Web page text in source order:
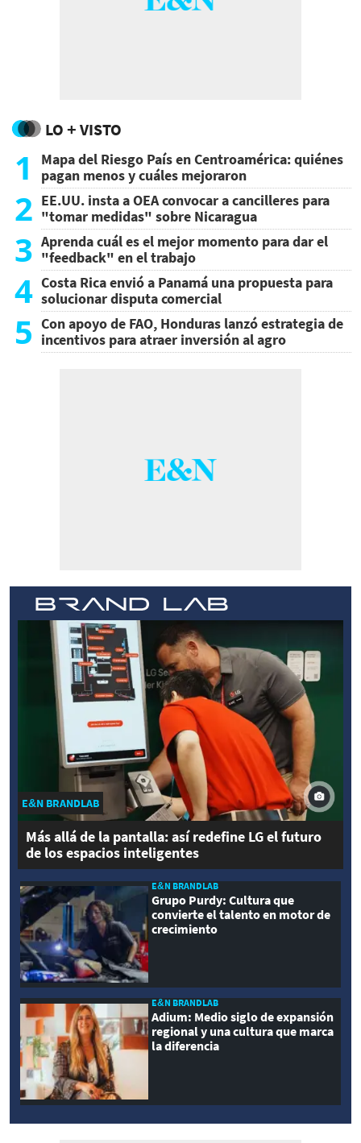
LO + VISTO
1
Mapa del Riesgo País en Centroamérica: quiénes
pagan menos y cuáles mejoraron
2 EE.UU. insta a OEA convocar a cancilleres para
"tomar medidas" sobre Nicaragua
3 Aprenda cuál es el mejor momento para dar el
"feedback" en el trabajo
4 Costa Rica envió a Panamá una propuesta para
solucionar disputa comercial
5 Con apoyo de FAO, Honduras lanzó estrategia de
incentivos para atraer inversión al agro
E&N BRANDLAB
Más allá de la pantalla: así redefine LG el futuro
de los espacios inteligentes
E&N BRANDLAB
Grupo Purdy: Cultura que
convierte el talento en motor de
crecimiento
E&N BRANDLAB
Adium: Medio siglo de expansión
regional y una cultura que marca
la diferencia